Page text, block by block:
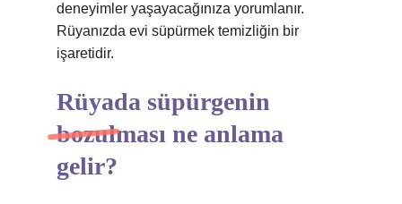
deneyimler yaşayacağınıza yorumlanır.
Rüyanızda evi süpürmek temizliğin bir
işaretidir.
Rüyada süpürgenin
bozulması ne anlama
gelir?